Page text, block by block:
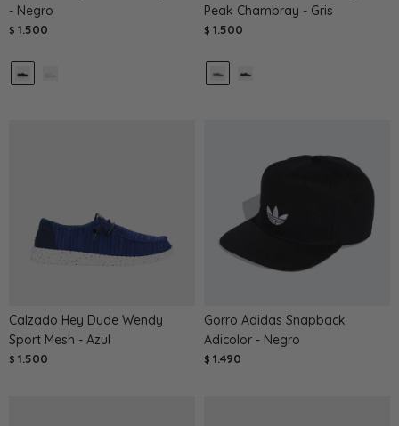
- Negro
$ 1.500
Peak Chambray - Gris
$ 1.500
Calzado Hey Dude Wendy
Sport Mesh - Azul
$ 1.500
Gorro Adidas Snapback
Adicolor - Negro
$ 1.490